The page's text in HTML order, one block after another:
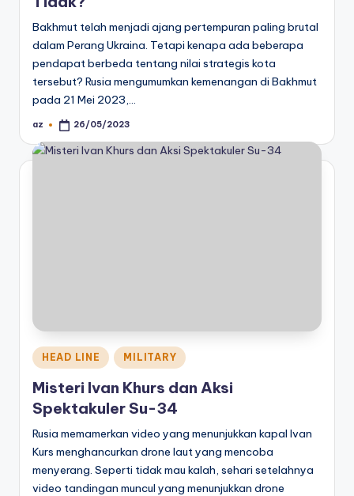
Bakhmut telah menjadi ajang pertempuran paling brutal
dalam Perang Ukraina. Tetapi kenapa ada beberapa
pendapat berbeda tentang nilai strategis kota
tersebut? Rusia mengumumkan kemenangan di Bakhmut
pada 21 Mei 2023,…
Posted
az 26/05/2023
Posted
in
HEAD LINE MILITARY
Misteri Ivan Khurs dan Aksi
Spektakuler Su-34
Rusia memamerkan video yang menunjukkan kapal Ivan
Kurs menghancurkan drone laut yang mencoba
menyerang. Seperti tidak mau kalah, sehari setelahnya
video tandingan muncul yang menunjukkan drone